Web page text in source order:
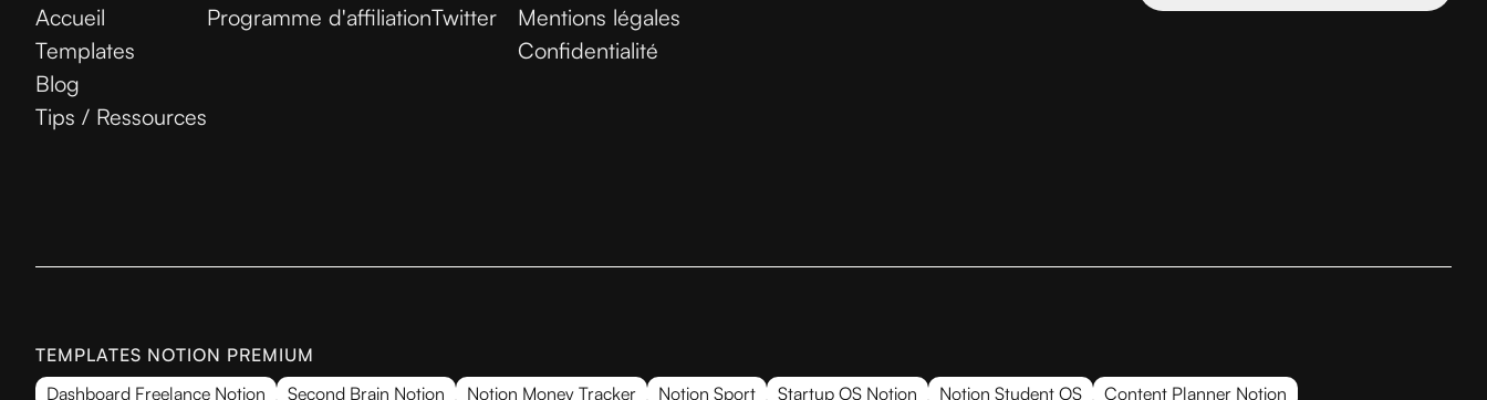
Accueil
Templates
Blog
Tips / Ressources
Programme d'affiliationTwitter
Mentions légales
Confidentialité
TEMPLATES NOTION PREMIUM
Dashboard Freelance Notion
Second Brain Notion Notion Money Tracker Notion Sport Startup OS Notion Notion Student OS Content Planner Notion